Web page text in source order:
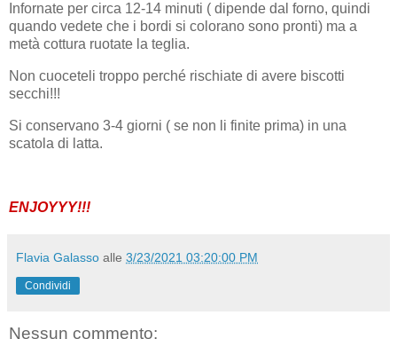
Infornate per circa 12-14 minuti ( dipende dal forno, quindi
quando vedete che i bordi si colorano sono pronti) ma a
metà cottura ruotate la teglia.
Non cuoceteli troppo perché rischiate di avere biscotti
secchi!!!
Si conservano 3-4 giorni ( se non li finite prima) in una
scatola di latta.
ENJOYYY!!!
Flavia Galasso alle 3/23/2021 03:20:00 PM
Condividi
Nessun commento: